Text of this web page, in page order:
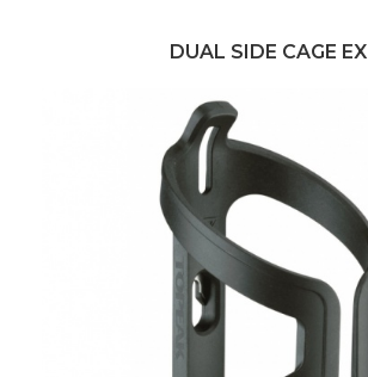
DUAL SIDE CAGE EX